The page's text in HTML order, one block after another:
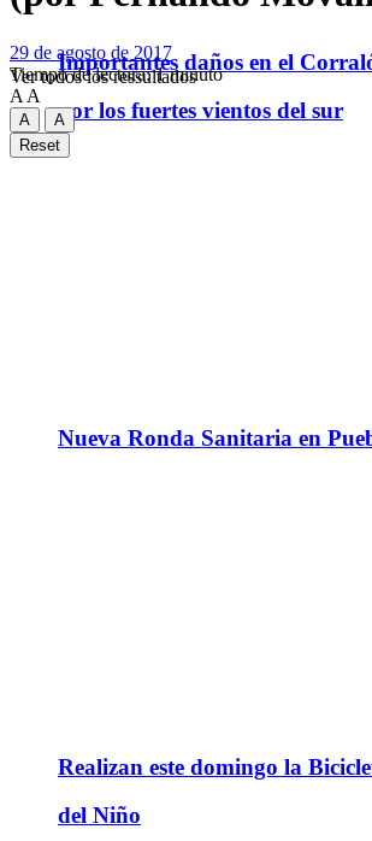
Importantes daños en el
por los fuertes vientos del sur
Nueva Ronda Sanitaria en
Realizan este domingo la
del Niño
Ver todos los ressultados
29 de agosto de 2017
Tiempo de lectura: 1 minuto
A A
A
A
Reset